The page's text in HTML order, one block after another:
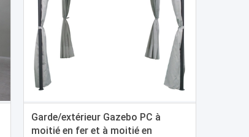
Garde/extérieur Gazebo PC à
moitié en fer et à moitié en